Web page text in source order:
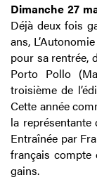
Dimanche 27
Déjà deux fois
ans,
pour sa rentrée,
Porto Pollo
troisième de
Cette année
la
Entraînée par
français compte
gains.